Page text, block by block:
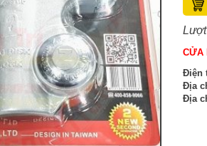
CỬA
Điện
Địa
Địa